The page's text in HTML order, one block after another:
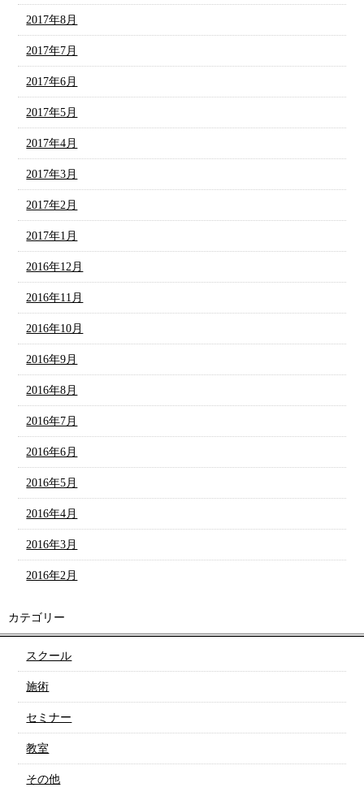
2017年8月
2017年7月
2017年6月
2017年5月
2017年4月
2017年3月
2017年2月
2017年1月
2016年12月
2016年11月
2016年10月
2016年9月
2016年8月
2016年7月
2016年6月
2016年5月
2016年4月
2016年3月
2016年2月
カテゴリー
スクール
施術
セミナー
教室
その他